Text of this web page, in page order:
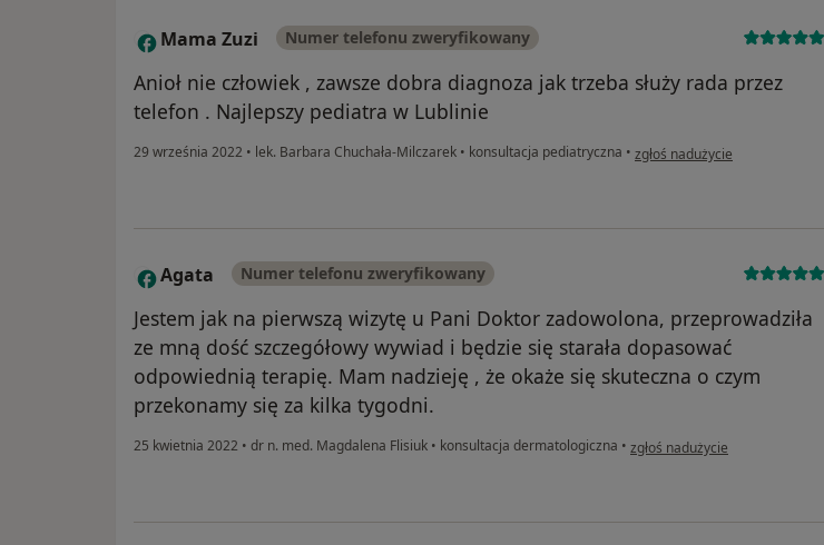
M Mama Zuzi Numer telefonu zweryfikowany
Anioł nie człowiek , zawsze dobra diagnoza jak trzeba służy rada przez
telefon . Najlepszy pediatra w Lublinie
29 września 2022 • lek. Barbara Chuchała-Milczarek • konsultacja pediatryczna • w opinii użytkownika Mama Zuzi
zgłoś nadużycie
A Agata Numer telefonu zweryfikowany
Jestem jak na pierwszą wizytę u Pani Doktor zadowolona, przeprowadziła
ze mną dość szczegółowy wywiad i będzie się starała dopasować
odpowiednią terapię. Mam nadzieję , że okaże się skuteczna o czym
przekonamy się za kilka tygodni.
25 kwietnia 2022 • dr n. med. Magdalena Flisiuk • konsultacja dermatologiczna • w opinii użytkownika Agata
zgłoś nadużycie